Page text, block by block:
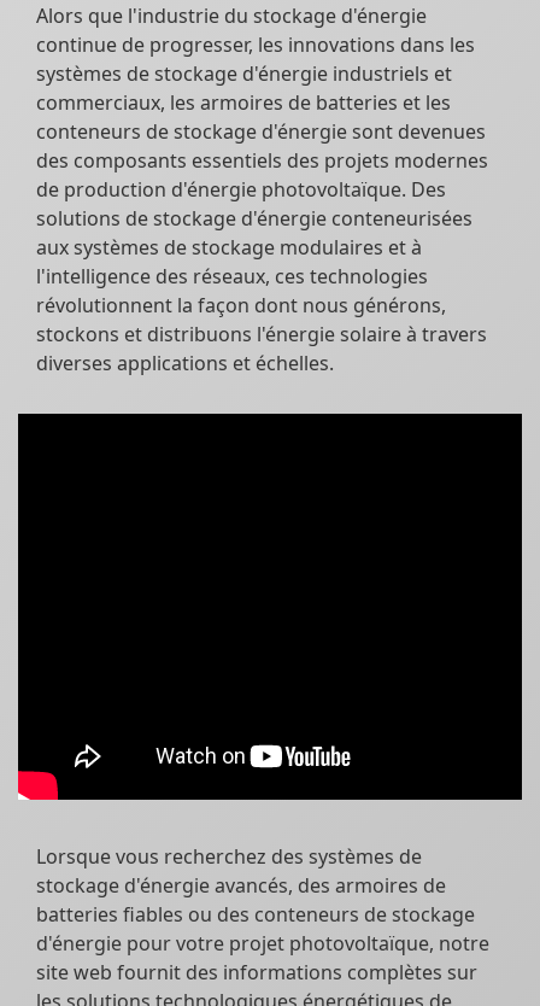
Alors que l'industrie du stockage d'énergie
continue de progresser, les innovations dans les
systèmes de stockage d'énergie industriels et
commerciaux, les armoires de batteries et les
conteneurs de stockage d'énergie sont devenues
des composants essentiels des projets modernes
de production d'énergie photovoltaïque. Des
solutions de stockage d'énergie conteneurisées
aux systèmes de stockage modulaires et à
l'intelligence des réseaux, ces technologies
révolutionnent la façon dont nous générons,
stockons et distribuons l'énergie solaire à travers
diverses applications et échelles.
Lorsque vous recherchez des systèmes de
stockage d'énergie avancés, des armoires de
batteries fiables ou des conteneurs de stockage
d'énergie pour votre projet photovoltaïque, notre
site web fournit des informations complètes sur